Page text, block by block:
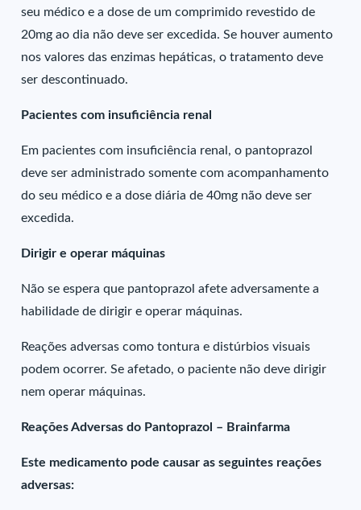
seu médico e a dose de um comprimido revestido de
20mg ao dia não deve ser excedida. Se houver aumento
nos valores das enzimas hepáticas, o tratamento deve
ser descontinuado.
Pacientes com insuficiência renal
Em pacientes com insuficiência renal, o pantoprazol
deve ser administrado somente com acompanhamento
do seu médico e a dose diária de 40mg não deve ser
excedida.
Dirigir e operar máquinas
Não se espera que pantoprazol afete adversamente a
habilidade de dirigir e operar máquinas.
Reações adversas como tontura e distúrbios visuais
podem ocorrer. Se afetado, o paciente não deve dirigir
nem operar máquinas.
Reações Adversas do Pantoprazol – Brainfarma
Este medicamento pode causar as seguintes reações
adversas: